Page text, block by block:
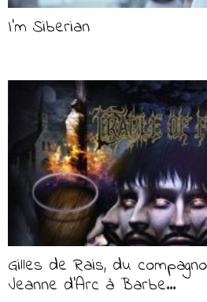
I’m Siberian
Gilles de Rais, du
Jeanne d’Arc à Barbe...